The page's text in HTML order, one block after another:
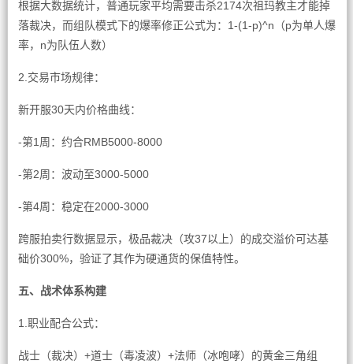
根据大数据统计，普通玩家平均需要击杀2174次祖玛教主才能掉
落裁决，而组队模式下的爆率修正公式为：1-(1-p)^n（p为单人爆
率，n为队伍人数）
2.交易市场规律：
新开服30天内价格曲线：
-第1周：约合RMB5000-8000
-第2周：波动至3000-5000
-第4周：稳定在2000-3000
跨服拍卖行数据显示，极品裁决（攻37以上）的成交溢价可达基
础价300%，验证了其作为硬通货的保值特性。
五、战术体系构建
1.职业配合公式：
战士（裁决）+道士（毒凌波）+法师（冰咆哮）的黄金三角组